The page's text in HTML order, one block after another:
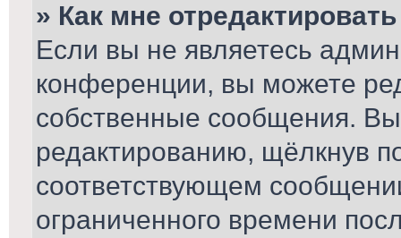
» Как мне
Если вы не являетесь
конференции, вы можете
собственные сообщения.
редактированию, щёлкнув
соответствующем
ограниченного времени